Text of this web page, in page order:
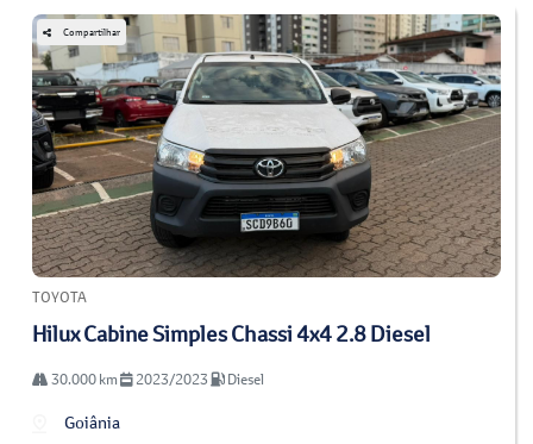
Compartilhar
TOYOTA
Hilux Cabine Simples Chassi 4x4 2.8 Diesel
30.000 km 2023/2023 Diesel
Goiânia